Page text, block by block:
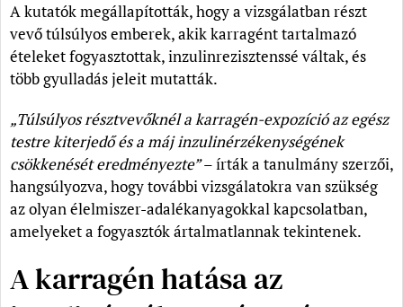
A kutatók megállapították, hogy a vizsgálatban részt
vevő túlsúlyos emberek, akik karragént tartalmazó
ételeket fogyasztottak, inzulinrezisztenssé váltak, és
több gyulladás jeleit mutatták.
„Túlsúlyos résztvevőknél a karragén-expozíció az egész
testre kiterjedő és a máj inzulinérzékenységének
csökkenését eredményezte”– írták a tanulmány szerzői,
hangsúlyozva, hogy további vizsgálatokra van szükség
az olyan élelmiszer-adalékanyagokkal kapcsolatban,
amelyeket a fogyasztók ártalmatlannak tekintenek.
A karragén hatása az